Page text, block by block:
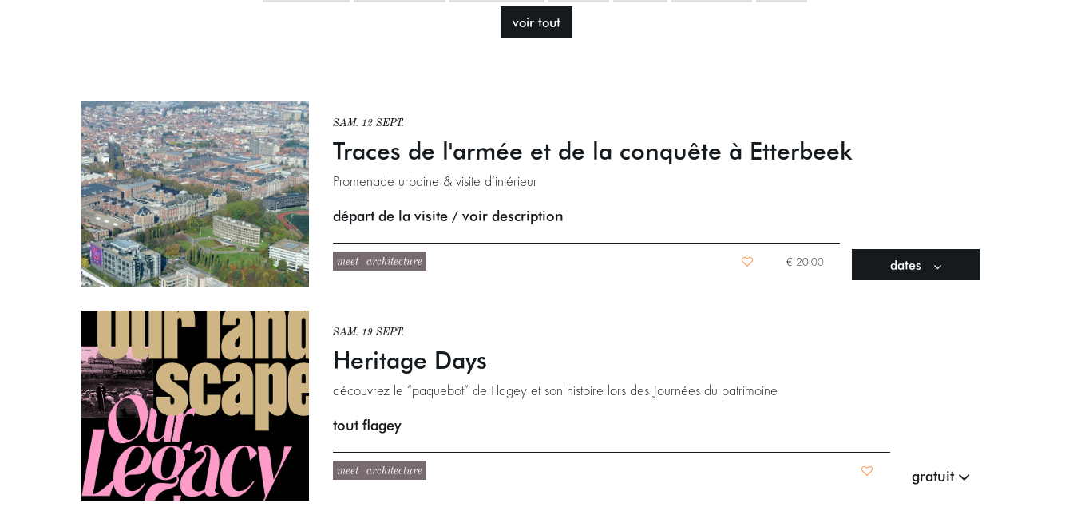
voir tout
Traces de l'armée et de la conquête à Etterbeek
Promenade urbaine & visite d’intérieur
SAM. 12 SEPT.
départ de la visite / voir description
meet architecture € 20,00 dates
Heritage Days
découvrez le “paquebot” de Flagey et son histoire lors des Journées du patrimoine
SAM. 19 SEPT.
tout flagey
meet architecture gratuit